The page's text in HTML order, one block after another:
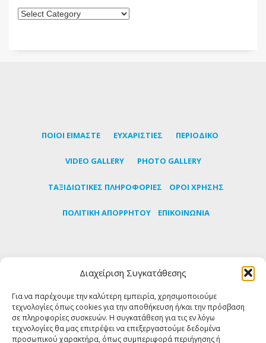
Διαχείριση Συγκατάθεσης
Για να παρέχουμε την καλύτερη εμπειρία, χρησιμοποιούμε
τεχνολογίες όπως cookies για την αποθήκευση ή/και την πρόσβαση
σε πληροφορίες συσκευών. Η συγκατάθεση για τις εν λόγω
τεχνολογίες θα μας επιτρέψει να επεξεργαστούμε δεδομένα
προσωπικού χαρακτήρα, όπως συμπεριφορά περιήγησης ή
ΠΟΙΟΙ ΕΙΜΑΣΤΕ ΕΥΧΑΡΙΣΤΙΕΣ ΠΕΡΙΟΔΙΚΟ
VIDEO GALLERY PHOTO GALLERY
TΑΞΙΔΙΩΤΙΚΕΣ ΠΛΗΡΟΦΟΡΙΕΣ ΟΡΟΙ ΧΡΗΣΗΣ
ΠΟΛΙΤΙΚΗ ΑΠΟΡΡΗΤΟΥ ΕΠΙΚΟΙΝΩΝΙΑ
πρώτοι τα τελευταία νέα για την Τήνο
ΕΓΓΡΑΦΗ